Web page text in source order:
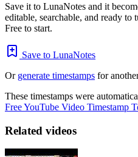
Save it to LunaNotes and it
editable, searchable, and ready to
Free to start.
Save to LunaNotes
Or generate timestamps for
These timestamps were
Free YouTube Video Timestamp
Related videos